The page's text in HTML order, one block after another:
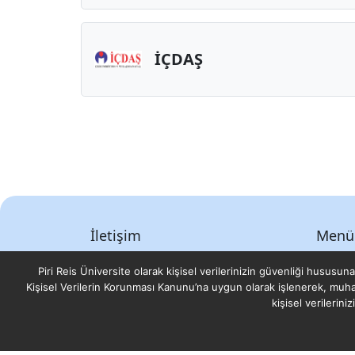
İÇDAŞ
İletişim
Tuzla/İstanbul
Menü
Bilim
Piri Reis Üniversite olarak kişisel verilerinizin güvenliği
Kişisel Verilerin Korunması Kanunu’na uygun olarak işlenerek,
kişisel